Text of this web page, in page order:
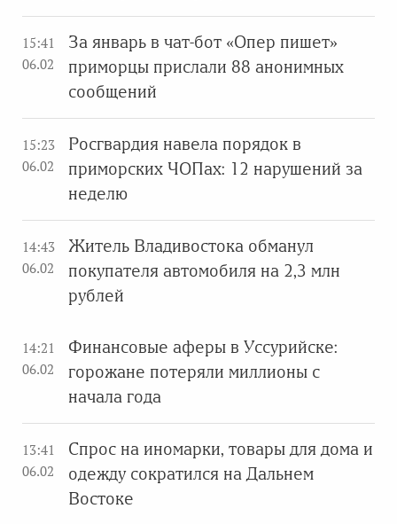
15:41
06.02
За январь в чат-бот «Опер пишет»
приморцы прислали 88 анонимных
сообщений
15:23
06.02
Росгвардия навела порядок в
приморских ЧОПах: 12 нарушений за
неделю
14:43
06.02
Житель Владивостока обманул
покупателя автомобиля на 2,3 млн
рублей
14:21
06.02
Финансовые аферы в Уссурийске:
горожане потеряли миллионы с
начала года
13:41
06.02
Спрос на иномарки, товары для дома и
одежду сократился на Дальнем
Востоке